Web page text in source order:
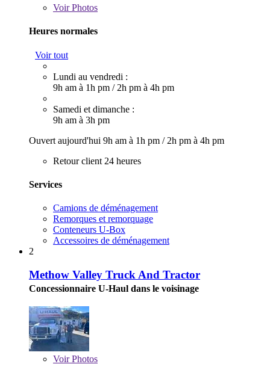
VoirPhotos
Heures normales
Voir tout
Lundi au vendredi :
9h am à 1h pm / 2h pm à 4h pm
Samedi et dimanche :
9h am à 3h pm
Ouvert aujourd'hui 9h am à 1h pm / 2h pm à 4h pm
Retour client 24 heures
Services
Camions de déménagement
Remorques et remorquage
Conteneurs U-Box
Accessoires de déménagement
2
Methow Valley Truck And Tractor
Concessionnaire U-Haul dans le voisinage
VoirPhotos